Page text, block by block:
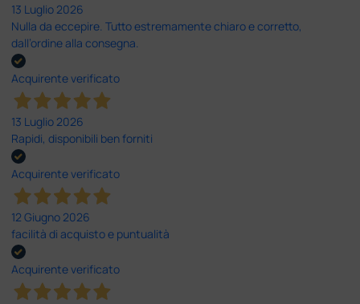
13 Luglio 2026
Nulla da eccepire. Tutto estremamente chiaro e corretto,
dall’ordine alla consegna.
Acquirente verificato
13 Luglio 2026
Rapidi, disponibili ben forniti
Acquirente verificato
12 Giugno 2026
facilità di acquisto e puntualità
Acquirente verificato